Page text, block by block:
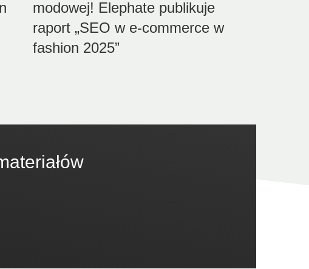
modowej! Elephate publikuje
raport „SEO w e-commerce w
fashion 2025”